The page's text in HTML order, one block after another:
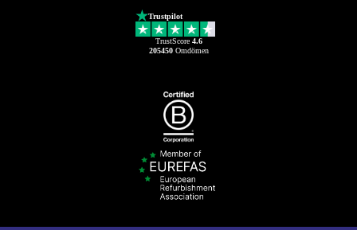
Trustpilot
TrustScore 4.6
205450Omdömen